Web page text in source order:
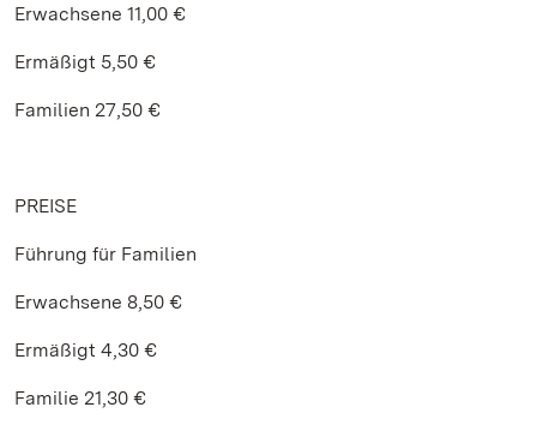
Erwachsene 11,00 €
Ermäßigt 5,50 €
Familien 27,50 €
PREISE
Führung für Familien
Erwachsene 8,50 €
Ermäßigt 4,30 €
Familie 21,30 €